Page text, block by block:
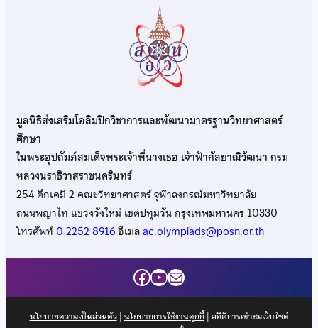
มูลนิธิส่งเสริมโอลิมปิกวิชาการและพัฒนามาตรฐานวิทยาศาสตร์
ศึกษา
ในพระอุปถัมภ์สมเด็จพระเจ้าพี่นางเธอ เจ้าฟ้ากัลยาณิวัฒนา กรม
หลวงนราธิวาสราชนครินทร์
254 ตึกเคมี 2 คณะวิทยาศาสตร์ จุฬาลงกรณ์มหาวิทยาลัย
ถนนพญาไท แขวงวังใหม่ เขตปทุมวัน กรุงเทพมหานคร 10330
โทรศัพท์0 2252 8916อีเมลac.olympiads@posn.or.th
Facebook
YouTube
Mail
นโยบายความเป็นส่วนตัว| นโยบายการใช้งานคุกกี้| สถิติการเข้าชมเว็บไซต์